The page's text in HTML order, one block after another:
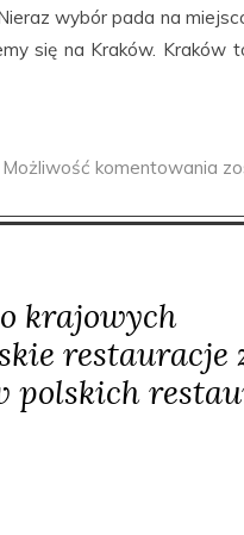
wybór pada na
się na Kraków. Kraków
Możliwość komentowania
krajowych
restauracje
polskich